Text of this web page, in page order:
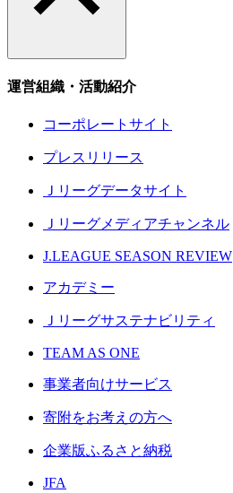
運営組織・活動紹介
コーポレートサイト
プレスリリース
Ｊリーグデータサイト
Ｊリーグメディアチャンネル
J.LEAGUE SEASON REVIEW
アカデミー
Ｊリーグサステナビリティ
TEAM AS ONE
事業者向けサービス
寄附をお考えの方へ
企業版ふるさと納税
JFA